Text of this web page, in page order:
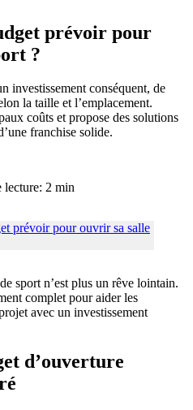
prévoir pour
?
investissement conséquent, de
la taille et l’emplacement.
coûts et propose des solutions
franchise solide.
lecture: 2 min
sport n’est plus un rêve lointain.
complet pour aider les
avec un investissement
d’ouverture